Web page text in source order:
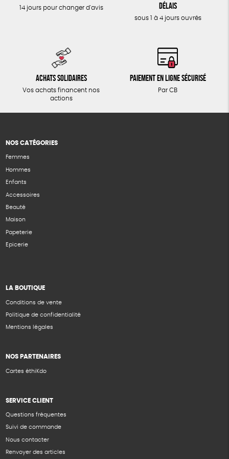
14 jours pour changer d'avis
délais
sous 1 à 4 jours ouvrés
Achats solidaires
Vos achats financent nos
actions
Paiement en ligne sécurisé
Par CB
NOS CATÉGORIES
Femmes
Hommes
Enfants
Accessoires
Beauté
Maison
Papeterie
Epicerie
LA BOUTIQUE
Conditions de vente
Politique de confidentialité
Mentions légales
NOS PARTENAIRES
Cartes éthiKdo
SERVICE CLIENT
Questions fréquentes
Suivi de commande
Nous contacter
Renvoyer des articles